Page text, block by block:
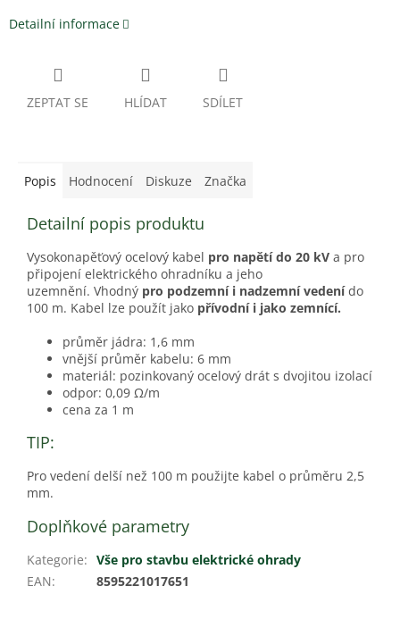
Detailní informace
ZEPTAT SE HLÍDAT SDÍLET
Popis Hodnocení Diskuze Značka
Detailní popis produktu
Vysokonapěťový ocelový kabel pro napětí do 20 kV a pro
připojení elektrického ohradníku a jeho
uzemnění. Vhodný pro podzemní i nadzemní vedenído
100 m. Kabel lze použít jako přívodní i jako zemnící.
průměr jádra: 1,6 mm
vnější průměr kabelu: 6 mm
materiál: pozinkovaný ocelový drát s dvojitou izolací
odpor: 0,09 Ω/m
cena za 1 m
TIP:
Pro vedení delší než 100 m použijte kabel o průměru 2,5
mm.
Doplňkové parametry
Kategorie: Vše pro stavbu elektrické ohrady
EAN: 8595221017651